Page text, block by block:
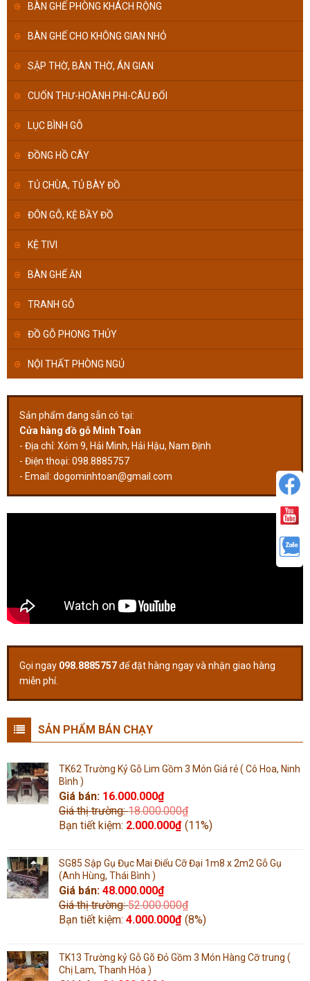
BÀN GHẾ PHÒNG KHÁCH RỘNG
BÀN GHẾ CHO KHÔNG GIAN NHỎ
SẬP THỜ, BÀN THỜ, ÁN GIAN
CUỐN THƯ-HOÀNH PHI-CÂU ĐỐI
LỤC BÌNH GỖ
ĐỒNG HỒ CÂY
TỦ CHÙA, TỦ BÀY ĐỒ
ĐÔN GỖ, KỆ BẦY ĐỒ
KỆ TIVI
BÀN GHẾ ĂN
TRANH GỖ
ĐỒ GỖ PHONG THỦY
NỘI THẤT PHÒNG NGỦ
Sản phẩm đang sẵn có tại:
Cửa hàng đồ gỗ Minh Toàn
- Địa chỉ: Xóm 9, Hải Minh, Hải Hậu, Nam Định
- Điện thoại: 098.8885757
- Email: dogominhtoan@gmail.com
Gọi ngay 098.8885757để đặt hàng ngay và nhận giao hàng
miễn phí.
SẢN PHẨM BÁN CHẠY
TK62 Trường Kỷ Gỗ Lim Gồm 3 Món Giá rẻ ( Cô Hoa, Ninh
Bình )
Giá bán: 16.000.000₫
Giá thị trường:18.000.000₫
Bạn tiết kiệm: 2.000.000₫ (11%)
SG85 Sập Gụ Đục Mai Điểu Cỡ Đại 1m8 x 2m2 Gỗ Gụ
(Anh Hùng, Thái Bình )
Giá bán: 48.000.000₫
Giá thị trường:52.000.000₫
Bạn tiết kiệm: 4.000.000₫ (8%)
TK13 Trường kỷ Gỗ Gõ Đỏ Gồm 3 Món Hàng Cỡ trung (
Chị Lam, Thanh Hóa )